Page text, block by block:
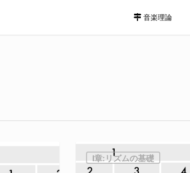
音楽理論
Ⅰ章:リズムの基礎